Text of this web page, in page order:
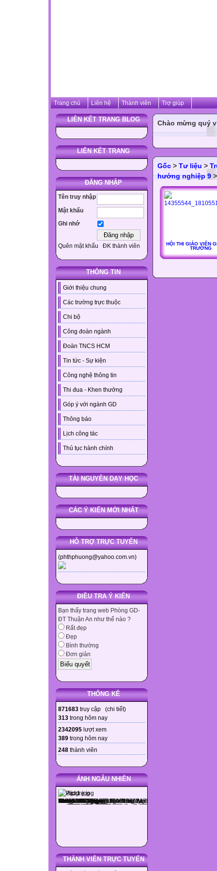
Trang chủ Liên hệ Thành viên Trợ giúp
LIÊN KẾT TRANG BLOG
LIÊN KẾT TRANG
ĐĂNG NHẬP
Tên truy nhập
Mật khẩu
Ghi nhớ
Quên mật khẩu ĐK thành viên
THÔNG TIN
Giới thiệu chung
Các trường trực thuộc
Chi bộ
Công đoàn ngành
Đoàn TNCS HCM
Tin tức - Sự kiện
Công nghệ thông tin
Thi đua - Khen thưởng
Góp ý với ngành GD
Thông báo
Lịch công tác
Thủ tục hành chính
TÀI NGUYÊN DẠY HỌC
CÁC Ý KIẾN MỚI NHẤT
HỖ TRỢ TRỰC TUYẾN
(phthphuong@yahoo.com.vn)
ĐIỀU TRA Ý KIẾN
Bạn thấy trang web Phòng GD-
ĐT Thuận An như thế nào ?
Rất đẹp
Đẹp
Bình thường
Đơn giản
THỐNG KÊ
871683 truy cập (chi tiết)
313 trong hôm nay
2342095 lượt xem
389 trong hôm nay
248 thành viên
ẢNH NGẪU NHIÊN
THÀNH VIÊN TRỰC TUYẾN
Chào mừng quý
Gốc > Tư liệu >
hướng nghiệp 9
HỘI THI GIÁO VIÊN
TRƯỜNG